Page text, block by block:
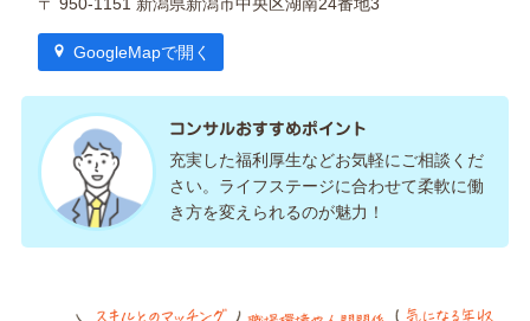
GoogleMapで開く
コンサルおすすめポイント
充実した福利厚生などお気軽にご相談くだ
さい。ライフステージに合わせて柔軟に働
き方を変えられるのが魅力！